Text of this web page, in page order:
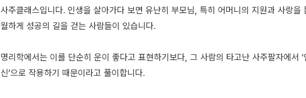
사주클래스입니다. 인생을 살아가다 보면 유난히 부모님, 특히 어머니의 지원과 사랑을
월하게 성공의 길을 걷는 사람들이 있습니다.
명리학에서는 이를 단순히 운이 좋다고 표현하기보다, 그 사람의 타고난 사주팔자에서 ‘
신’으로 작용하기 때문이라고 풀이합니다.